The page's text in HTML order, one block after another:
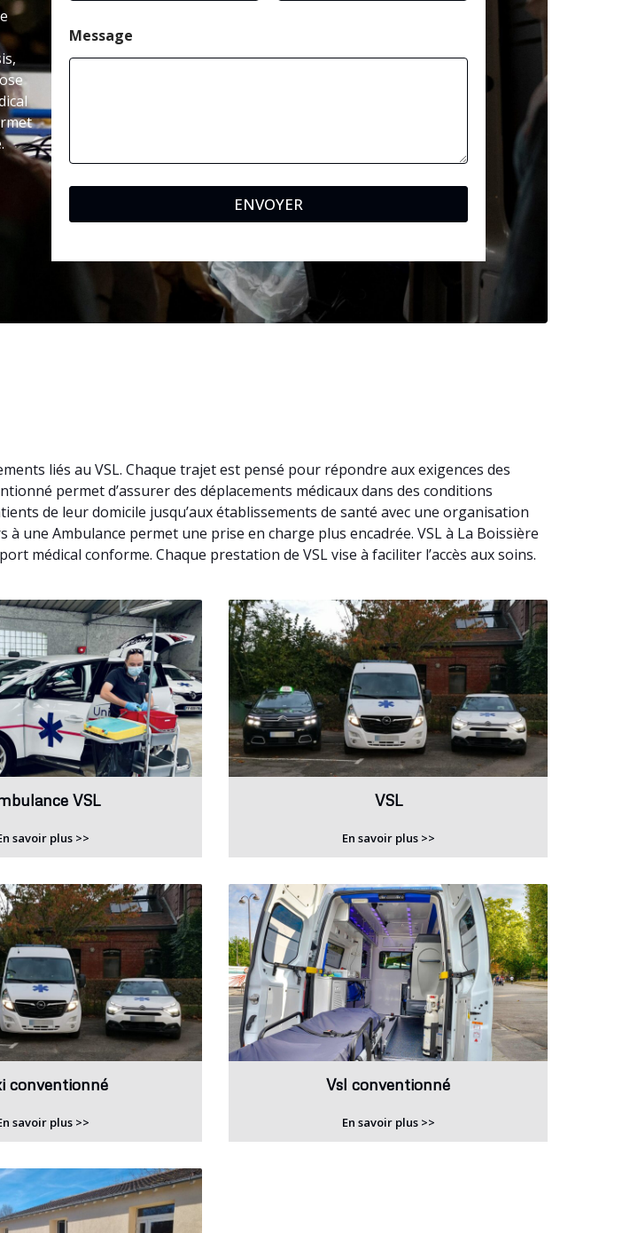
lMessage
ENVOYER
liés au VSL. Chaque trajet est pensé pour répondre aux exigences des
permet d’assurer des déplacements médicaux dans des conditions
de leur domicile jusqu’aux établissements de santé avec une organisation
une Ambulance permet une prise en charge plus encadrée. VSL à La Boissière
médical conforme. Chaque prestation de VSL vise à faciliter l’accès aux soins.
VSL
savoir plus >>
VSL
En savoir plus >>
conventionné
savoir plus >>
Vsl conventionné
En savoir plus >>